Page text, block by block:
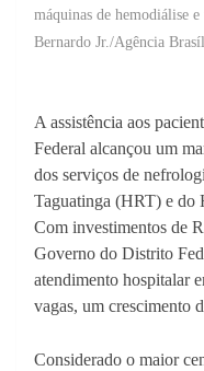
máquinas de hemodiálise
Bernardo Jr./Agência
A assistência aos
Federal alcançou um
dos serviços de
Taguatinga (HRT) e do
Com investimentos de
Governo do Distrito
atendimento hospitalar
vagas, um crescimento
Considerado o maior